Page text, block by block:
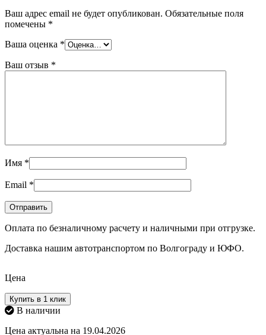
Ваш адрес email не будет опубликован. Обязательные поля
помечены *
Ваша оценка *
Ваш отзыв *
Имя *
Email *
Оплата по безналичному расчету и наличными при отгрузке.
Доставка нашим автотранспортом по Волгограду и ЮФО.
Цена
Купить в 1 клик
В наличии
Цена актуальна на 19.04.2026